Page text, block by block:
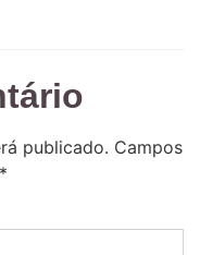
publicado. Campos
*